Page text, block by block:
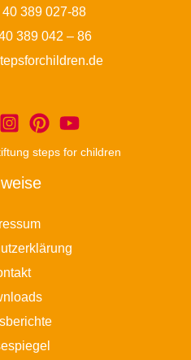
389 027-88
389 042 – 86
steps for children